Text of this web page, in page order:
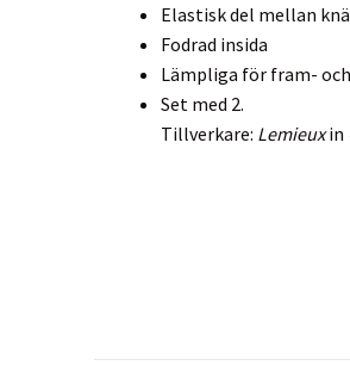
Elastisk del mellan
Fodrad insida
Lämpliga för fram-
Set med 2.
Tillverkare: Lemieuxin